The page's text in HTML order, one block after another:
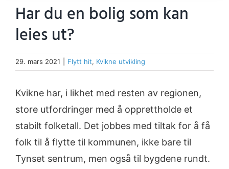
Har du en bolig som kan
leies ut?
29. mars 2021 Flytt hit, Kvikne utvikling
Kvikne har, i likhet med resten av regionen,
store utfordringer med å opprettholde et
stabilt folketall. Det jobbes med tiltak for å få
folk til å flytte til kommunen, ikke bare til
Tynset sentrum, men også til bygdene rundt.